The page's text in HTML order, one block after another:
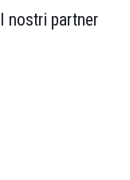
I nostri partner